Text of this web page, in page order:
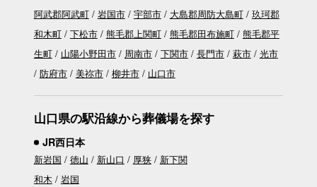
阿武郡阿武町 岩国市 宇部市 大島郡周防大島町
玖珂郡
和木町
下松市 熊毛郡上関町 熊毛郡田布施町
熊毛郡平
生町
山陽小野田市 周南市 下関市 長門市 萩市
光市
防府市
美祢市 柳井市 山口市
山口県の駅沿線から葬儀場を探す
JR西日本
新岩国 徳山 新山口 厚狭
新下関
和木
岩国